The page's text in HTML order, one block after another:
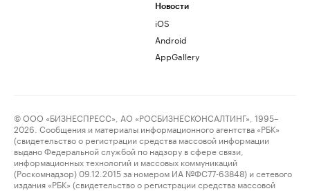
Новости
iOS
Android
AppGallery
© ООО «БИЗНЕСПРЕСС», АО «РОСБИЗНЕСКОНСАЛТИНГ», 1995–
2026. Сообщения и материалы информационного агентства «РБК»
(свидетельство о регистрации средства массовой информации
выдано Федеральной службой по надзору в сфере связи,
информационных технологий и массовых коммуникаций
(Роскомнадзор) 09.12.2015 за номером ИА №ФС77-63848) и сетевого
издания «РБК» (свидетельство о регистрации средства массовой